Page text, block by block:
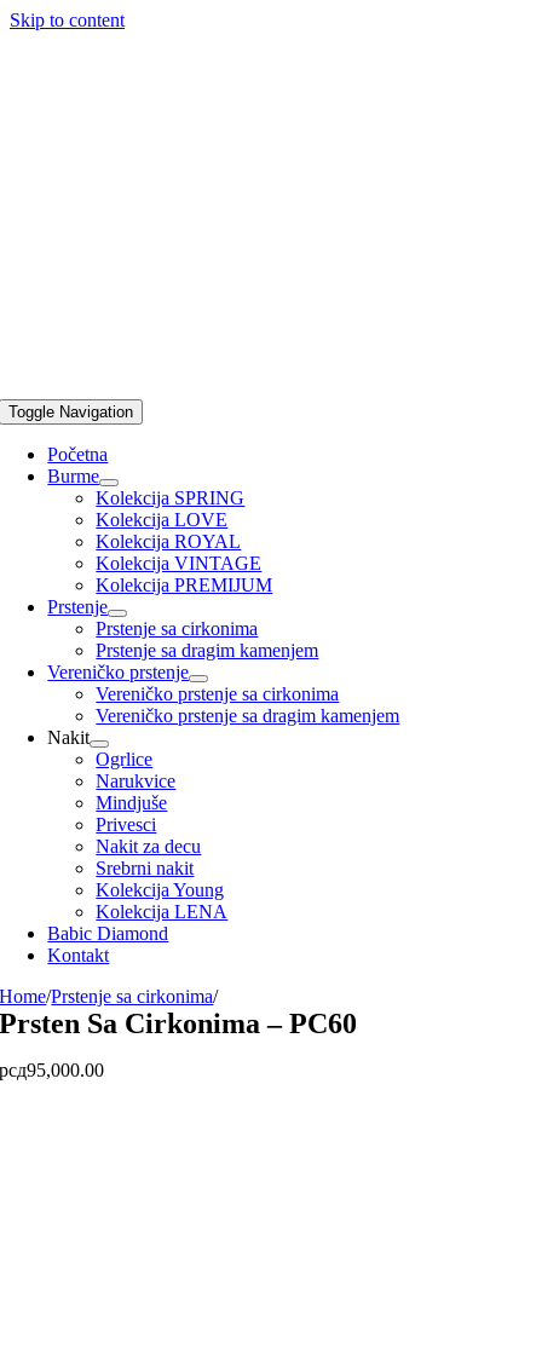
Skip to content
Toggle Navigation
Početna
Burme
Kolekcija SPRING
Kolekcija LOVE
Kolekcija ROYAL
Kolekcija VINTAGE
Kolekcija PREMIJUM
Prstenje
Prstenje sa cirkonima
Prstenje sa dragim kamenjem
Vereničko prstenje
Vereničko prstenje sa cirkonima
Vereničko prstenje sa dragim kamenjem
Nakit
Ogrlice
Narukvice
Mindjuše
Privesci
Nakit za decu
Srebrni nakit
Kolekcija Young
Kolekcija LENA
Babic Diamond
Kontakt
Home/Prstenje sa cirkonima/
Prsten Sa Cirkonima – PC60
рсд95,000.00